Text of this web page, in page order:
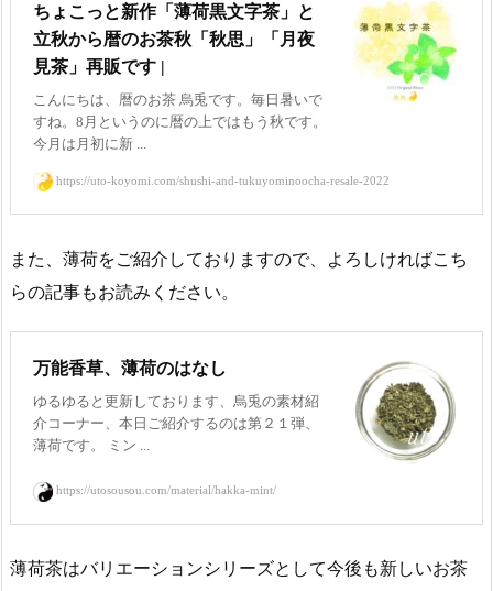
ちょこっと新作「薄荷黒文字茶」と
立秋から暦のお茶秋「秋思」「月夜
見茶」再販です |
こんにちは、暦のお茶 烏兎です。毎日暑いで
すね。8月というのに暦の上ではもう秋です。
今月は月初に新 ...
https://uto-koyomi.com/shushi-and-tukuyominoocha-resale-2022
また、薄荷をご紹介しておりますので、よろしければこち
らの記事もお読みください。
万能香草、薄荷のはなし
ゆるゆると更新しております、烏兎の素材紹
介コーナー、本日ご紹介するのは第２１弾、
薄荷です。 ミン ...
https://utosousou.com/material/hakka-mint/
薄荷茶はバリエーションシリーズとして今後も新しいお茶